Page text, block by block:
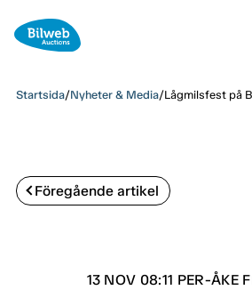
Startsida/Nyheter & Media/Lågmilsfest på
Föregående artikel
13 NOV 08:11 PER-ÅKE